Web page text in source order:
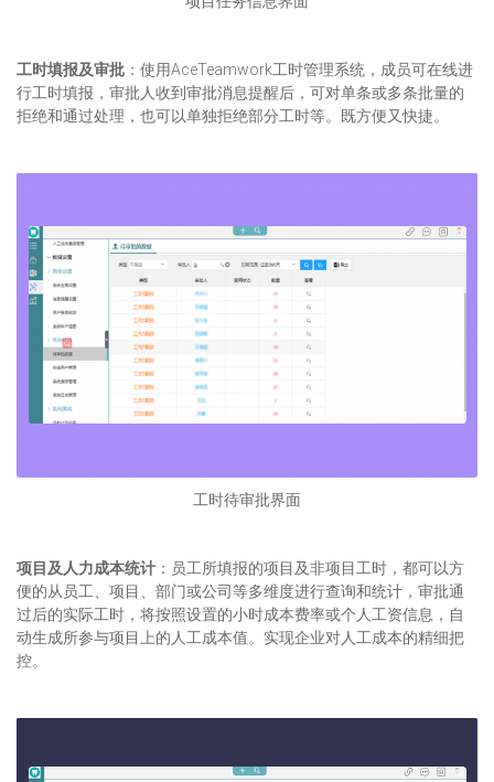
工时填报及审批 ：使用AceTeamwork工时管理系统，成员可在线进
行工时填报，审批人收到审批消息提醒后，可对单条或多条批量的
拒绝和通过处理，也可以单独拒绝部分工时等。既方便又快捷。
工时待审批界面
项目及人力成本统计 ：员工所填报的项目及非项目工时，都可以方
便的从员工、项目、部门或公司等多维度进行查询和统计，审批通
过后的实际工时，将按照设置的小时成本费率或个人工资信息，自
动生成所参与项目上的人工成本值。实现企业对人工成本的精细把
控。